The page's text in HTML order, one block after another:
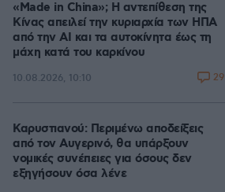
«Made in China»; Η αντεπίθεση της
Κίνας απειλεί την κυριαρχία των ΗΠΑ
από την ΑΙ και τα αυτοκίνητα έως τη
μάχη κατά του καρκίνου
10.08.2026, 10:10 29
Καρυστιανού: Περιμένω αποδείξεις
από τον Αυγερινό, θα υπάρξουν
νομικές συνέπειες για όσους δεν
εξηγήσουν όσα λένε